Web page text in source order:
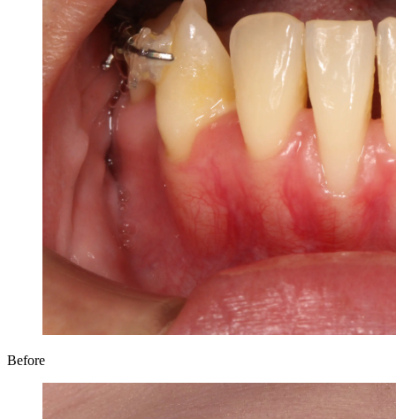
Before